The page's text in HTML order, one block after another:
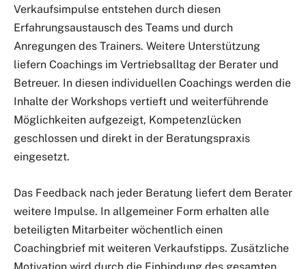
Verkaufsimpulse entstehen durch diesen
Erfahrungsaustausch des Teams und durch
Anregungen des Trainers. Weitere Unterstützung
liefern Coachings im Vertriebsalltag der Berater und
Betreuer. In diesen individuellen Coachings werden die
Inhalte der Workshops vertieft und weiterführende
Möglichkeiten aufgezeigt, Kompetenzlücken
geschlossen und direkt in der Beratungspraxis
eingesetzt.
Das Feedback nach jeder Beratung liefert dem Berater
weitere Impulse. In allgemeiner Form erhalten alle
beteiligten Mitarbeiter wöchentlich einen
Coachingbrief mit weiteren Verkaufstipps. Zusätzliche